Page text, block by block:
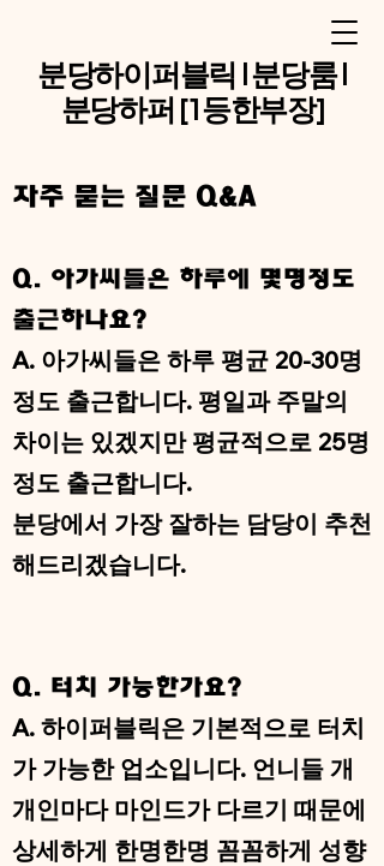
분당하이퍼블릭 l 분당룸 l
분당하퍼 [1등한부장]
​자주 묻는 질문 Q&A
Q. 아가씨들은 하루에 몇명정도
출근하나요?
A. 아가씨들은 하루 평균 20-30명
정도 출근합니다. 평일과 주말의
차이는 있겠지만 평균적으로 25명
정도 출근합니다.
​분당에서 가장 잘하는 담당이 추천
해드리겠습니다.
Q. 터치 가능한가요?
A. 하이퍼블릭은 기본적으로 터치
가 가능한 업소입니다. 언니들 개
개인마다 마인드가 다르기 때문에
상세하게 한명한명 꼼꼼하게 성향